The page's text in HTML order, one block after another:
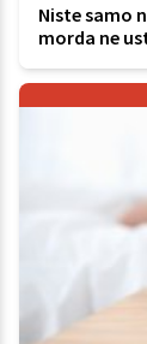
Niste samo
morda ne